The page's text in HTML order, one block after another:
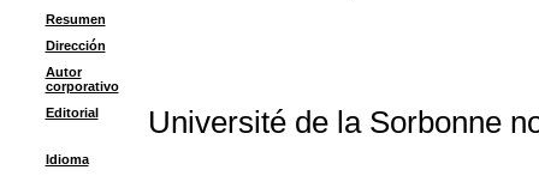
Resumen
Dirección
Autor
corporativo
Editorial
Université de la Sorbonne
Idioma